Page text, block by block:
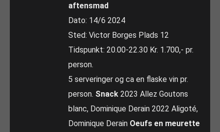
aftensmad
Dato: 14/6 2024
Sted: Victor Borges Plads 12
Tidspunkt: 20.00-22.30 Kr. 1.700,- pr.
person.
5 serveringer og ca en flaske vin pr.
person. Snack 2023 Allez Goutons
blanc, Dominique Derain 2022 Aligoté,
Dominique Derain Oeufs en meurette